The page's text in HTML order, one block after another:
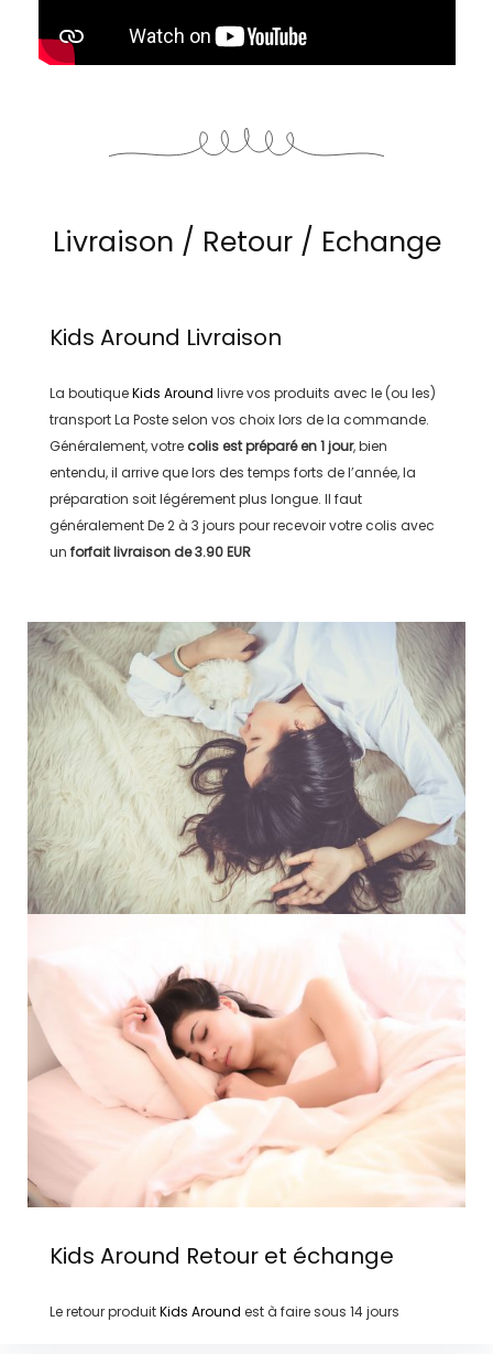
Livraison / Retour / Echange
Kids Around Livraison
La boutiqueKids Around livre vos produits avec le (ou les)
transportLa Posteselon vos choix lors de la commande.
Généralement, votre colis est préparé en1 jour, bien
entendu, il arrive que lors des temps forts de l’année, la
préparation soit légérement plus longue. Il faut
généralementDe 2 à 3 jours pour recevoir votre colis avec
un forfait livraison de3.90 EUR
Kids Around Retour et échange
Le retour produitKids Around est à faire sous 14 jours